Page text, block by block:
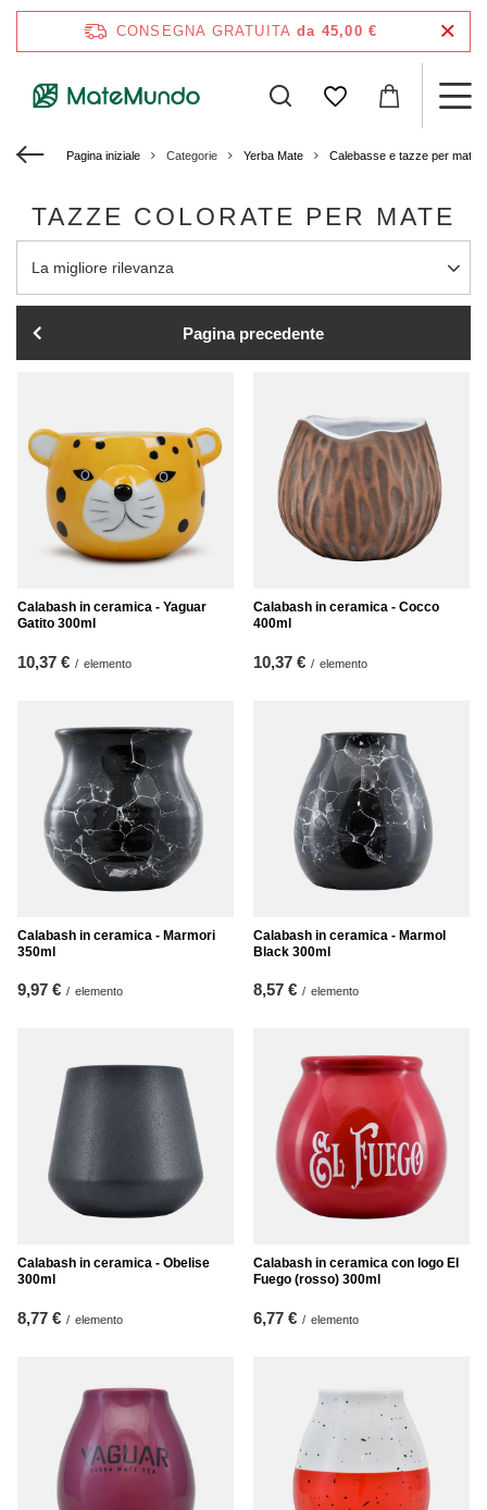
CONSEGNA GRATUITA da 45,00 €
Pagina iniziale Categorie Yerba Mate Calebasse e tazze per mate
TAZZE COLORATE PER MATE
Modifica ordinamento
La migliore rilevanza
Pagina precedente
Calabash in ceramica - Yaguar
Gatito 300ml
10,37 € / elemento
Calabash in ceramica - Cocco
400ml
10,37 € / elemento
Calabash in ceramica - Marmori
350ml
9,97 € / elemento
Calabash in ceramica - Marmol
Black 300ml
8,57 € / elemento
Calabash in ceramica - Obelise
300ml
8,77 € / elemento
Calabash in ceramica con logo El
Fuego (rosso) 300ml
6,77 € / elemento